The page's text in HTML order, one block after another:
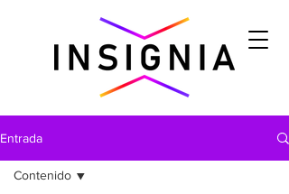
Entrada
Contenido